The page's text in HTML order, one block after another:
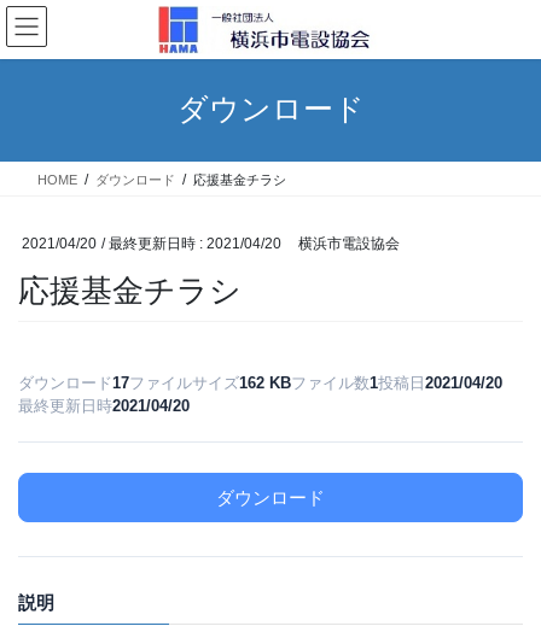
コ
ン
テ
ス
ナ
ビ
ゲ
ン
ダウンロード
HOME ダウンロード 応援基金チラシ
2021/04/20 / 最終更新日時 : 2021/04/20 横浜市電設協会
応援基金チラシ
ダウンロード 17ファイルサイズ162 KBファイル数1投稿日 2021/04/20
最終更新日時2021/04/20
ダウンロード
説明